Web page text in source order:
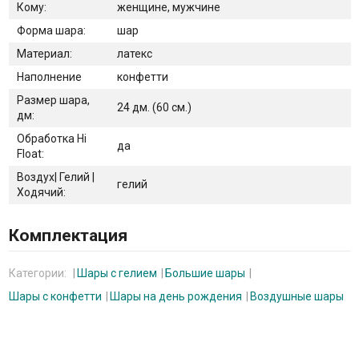
Кому:
женщине, мужчине
Форма шара:
шар
Материал:
латекс
Наполнение
конфетти
Размер шара,
дм:
24 дм. (60 см.)
Обработка Hi
Float:
да
Воздух| Гелий |
Ходячий:
гелий
Комплектация
Категории: Шары с гелием
Большие шары
Шары с конфетти
Шары на день рождения Воздушные шары